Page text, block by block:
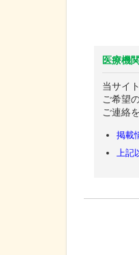
医療機
当サイ
ご希望
ご連絡
掲載
上